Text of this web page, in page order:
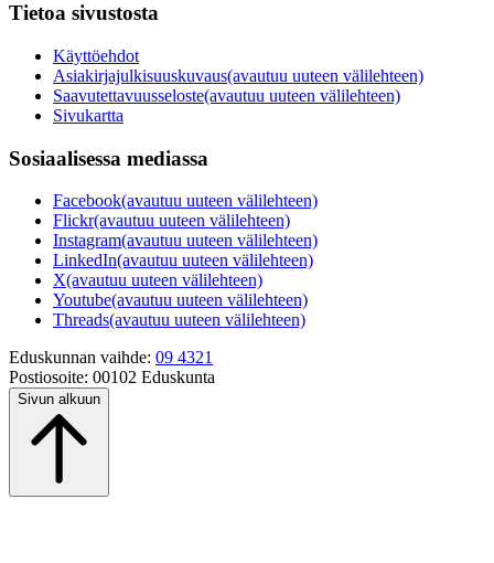
Tietoa sivustosta
Käyttöehdot
Asiakirjajulkisuuskuvaus(avautuu uuteen välilehteen)
Saavutettavuusseloste(avautuu uuteen välilehteen)
Sivukartta
Sosiaalisessa mediassa
Facebook(avautuu uuteen välilehteen)
Flickr(avautuu uuteen välilehteen)
Instagram(avautuu uuteen välilehteen)
LinkedIn(avautuu uuteen välilehteen)
X(avautuu uuteen välilehteen)
Youtube(avautuu uuteen välilehteen)
Threads(avautuu uuteen välilehteen)
Eduskunnan vaihde: 09 4321
Postiosoite: 00102 Eduskunta
Sivun alkuun